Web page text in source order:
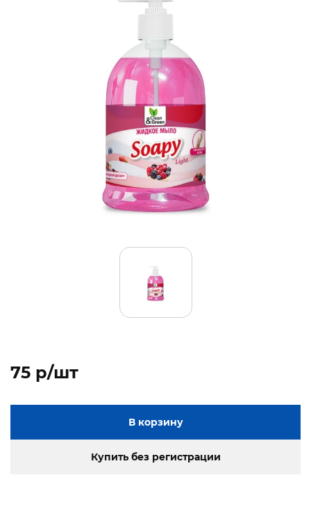
75 p/шт
В корзину
Купить без регистрации